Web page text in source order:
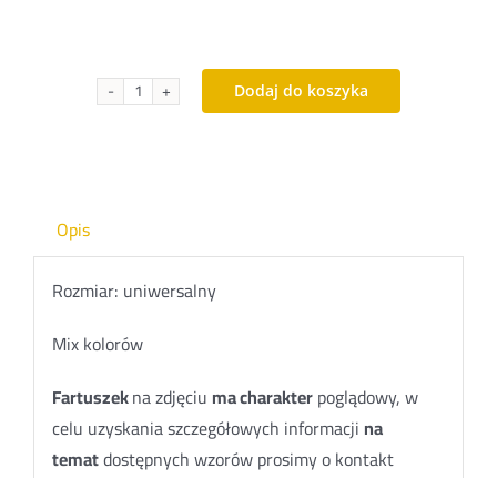
ilość
Dodaj do koszyka
Opis
Rozmiar: uniwersalny
Mix kolorów
Fartuszekna zdjęciu ma charakterpoglądowy, w
celu uzyskania szczegółowych informacji na
tematdostępnych wzorów prosimy o kontakt